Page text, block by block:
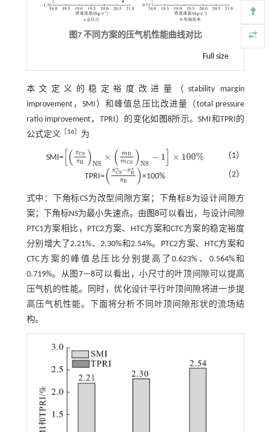
图7 不同方案的压气机性能曲线对比
Full size
本文定义的稳定裕度改进量（stability margin
improvement，SMI）和峰值总压比改进量（total pressure
ratio improvement，TPRI）的变化如 图8所示。SMI和TPRI的
公式定义
16］ 为
SMI= ( πCS
πB )NS
× ( mB
mCS )NS
− 1 × 100%
C SπB N mB m CSNS 1 100% （1）
TPRI=( π*
CS −π*
B
πB )
π CS*-πB* πB
×100% （2）
式中：下角标CS为改型间隙方案；下角标B为设计间隙方
案；下角标NS为最小失速点。由 图8可以看出，与设计间隙
PTC1方案相比，PTC2方案、HTC方案和CTC方案的稳定裕度
分别增大了2.21%、2.30%和2.54%。PTC2方案、HTC方案和
CTC方案的峰值总压比分别提高了0.623%、0.564%和
0.719%。从图 7—8可以看出，小尺寸的叶顶间隙可以提高
压气机的性能。同时，优化设计平行叶顶间隙将进一步提
高压气机性能。下面将分析不同叶顶间隙形状的流场结
构。